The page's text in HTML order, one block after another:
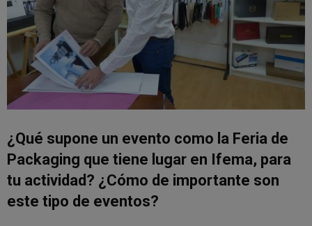
¿Qué supone un evento como la Feria de
Packaging que tiene lugar en Ifema, para
tu actividad? ¿Cómo de importante son
este tipo de eventos?